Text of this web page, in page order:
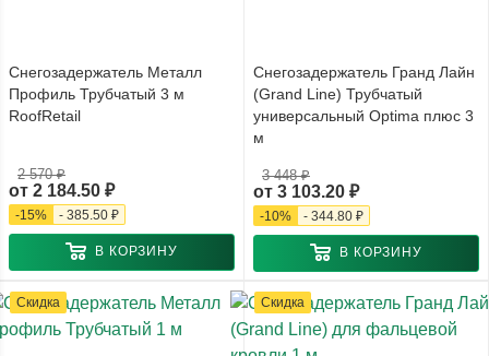
Снегозадержатель Металл
Профиль Трубчатый 3 м
RoofRetail
от 2 184.50 ₽
2 570 ₽
-15% - 385.50 ₽
В КОРЗИНУ
Снегозадержатель Гранд Лайн
(Grand Line) Трубчатый
универсальный Optima плюс 3
м
от 3 103.20 ₽
3 448 ₽
-10% - 344.80 ₽
В КОРЗИНУ
Скидка Скидка